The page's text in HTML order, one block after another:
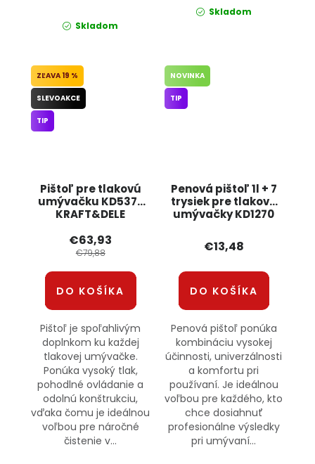
Skladom
Skladom
Pištoľ pre tlakovú
umývačku KD5377
KRAFT&DELE
19 %
SLEVOAKCE
TIP
€63,93
€79,88
DO KOŠÍKA
Pištoľ je spoľahlivým
doplnkom ku každej
tlakovej umývačke.
Ponúka vysoký tlak,
pohodlné ovládanie a
odolnú konštrukciu,
vďaka čomu je ideálnou
voľbou pre náročné
čistenie v...
Penová pištoľ 1l + 7
trysiek pre tlakové
umývačky KD1270
NOVINKA
TIP
€13,48
DO KOŠÍKA
Penová pištoľ ponúka
kombináciu vysokej
účinnosti, univerzálnosti
a komfortu pri
používaní. Je ideálnou
voľbou pre každého, kto
chce dosiahnuť
profesionálne výsledky
pri umývaní...